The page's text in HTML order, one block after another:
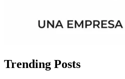
Trending Posts